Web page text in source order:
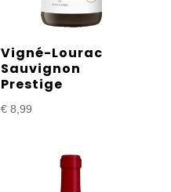
Vigné-Lourac
Sauvignon
Prestige
€ 8,99